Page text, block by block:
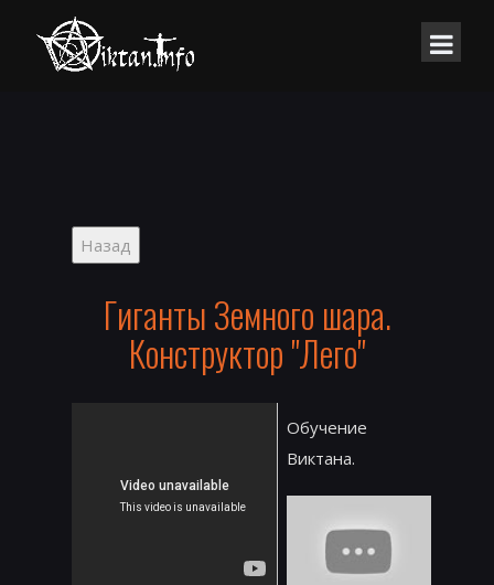
Гиганты Земного шара.
Конструктор "Лего"
Обучение
Виктана.